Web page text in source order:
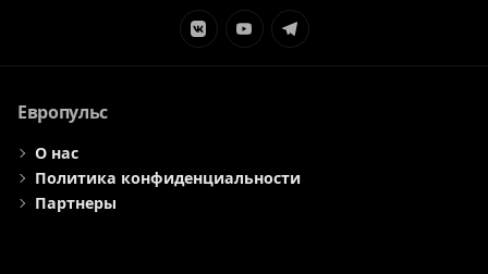
ЭлементЭлементЭлемент
Европульс
О нас
Политика конфиденциальности
Партнеры